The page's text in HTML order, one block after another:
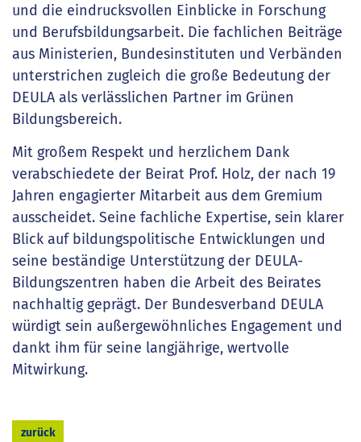
und die eindrucksvollen Einblicke in Forschung
und Berufsbildungsarbeit. Die fachlichen Beiträge
aus Ministerien, Bundesinstituten und Verbänden
unterstrichen zugleich die große Bedeutung der
DEULA als verlässlichen Partner im Grünen
Bildungsbereich.
Mit großem Respekt und herzlichem Dank
verabschiedete der Beirat Prof. Holz, der nach 19
Jahren engagierter Mitarbeit aus dem Gremium
ausscheidet. Seine fachliche Expertise, sein klarer
Blick auf bildungspolitische Entwicklungen und
seine beständige Unterstützung der DEULA-
Bildungszentren haben die Arbeit des Beirates
nachhaltig geprägt. Der Bundesverband DEULA
würdigt sein außergewöhnliches Engagement und
dankt ihm für seine langjährige, wertvolle
Mitwirkung.
zurück